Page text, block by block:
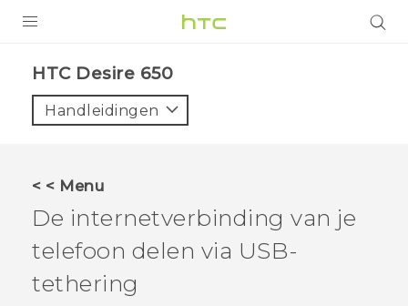
VIVE
AANBIEDINGEN
HTC Club
SUPPORT
HTC Desire 650‎
Handleidingen
< < Menu
De internetverbinding van je
telefoon delen via USB-
tethering